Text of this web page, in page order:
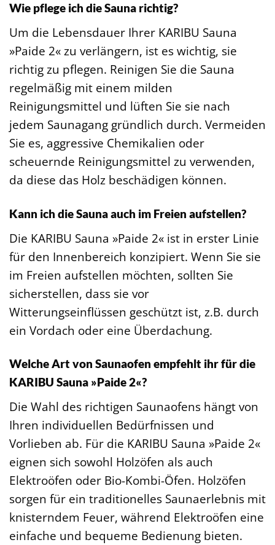
Wie pflege ich die Sauna richtig?
Um die Lebensdauer Ihrer KARIBU Sauna
»Paide 2« zu verlängern, ist es wichtig, sie
richtig zu pflegen. Reinigen Sie die Sauna
regelmäßig mit einem milden
Reinigungsmittel und lüften Sie sie nach
jedem Saunagang gründlich durch. Vermeiden
Sie es, aggressive Chemikalien oder
scheuernde Reinigungsmittel zu verwenden,
da diese das Holz beschädigen können.
Kann ich die Sauna auch im Freien aufstellen?
Die KARIBU Sauna »Paide 2« ist in erster Linie
für den Innenbereich konzipiert. Wenn Sie sie
im Freien aufstellen möchten, sollten Sie
sicherstellen, dass sie vor
Witterungseinflüssen geschützt ist, z.B. durch
ein Vordach oder eine Überdachung.
Welche Art von Saunaofen empfehlt ihr für die
KARIBU Sauna »Paide 2«?
Die Wahl des richtigen Saunaofens hängt von
Ihren individuellen Bedürfnissen und
Vorlieben ab. Für die KARIBU Sauna »Paide 2«
eignen sich sowohl Holzöfen als auch
Elektroöfen oder Bio-Kombi-Öfen. Holzöfen
sorgen für ein traditionelles Saunaerlebnis mit
knisterndem Feuer, während Elektroöfen eine
einfache und bequeme Bedienung bieten.